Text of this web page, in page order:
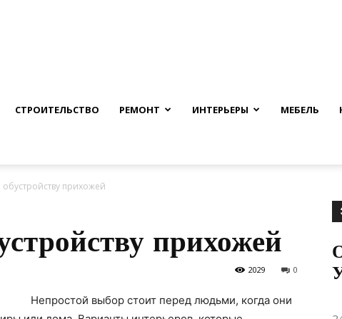
СТРОИТЕЛЬСТВО РЕМОНТ ИНТЕРЬЕРЫ МЕБЕЛЬ
прихожей
прихожей
0
2029
Непростой выбор стоит перед людьми, когда они